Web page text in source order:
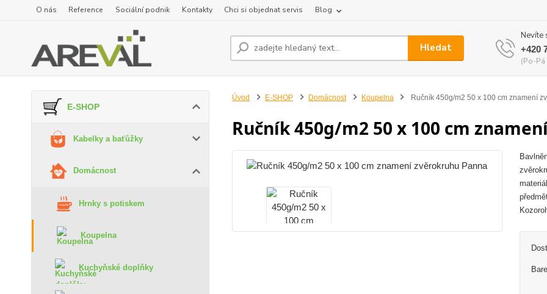
O nás Reference Sociální podnik Kontakty Chci si objednat servis Blog
Hledat
Nevíte
+420
(Po-
E-SHOP
Kabelky a baťůžky
Domácnost
Hrnky s potiskem
Koupelna
Kuchyňské doplňky
Úvod E-SHOP Domácnost Koupelna Ručník 450g/m2 50 x 100 cm znamení
Ručník 450g/m2 50 x 100 cm